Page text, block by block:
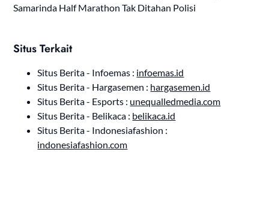
Samarinda Half Marathon Tak Ditahan Polisi
Situs Terkait
Situs Berita - Infoemas : infoemas.id
Situs Berita - Hargasemen : hargasemen.id
Situs Berita - Esports : unequalledmedia.com
Situs Berita - Belikaca : belikaca.id
Situs Berita - Indonesiafashion :
indonesiafashion.com